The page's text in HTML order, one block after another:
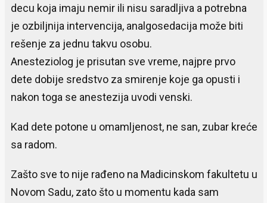
decu koja imaju nemir ili nisu saradljiva a potrebna
je ozbiljnija intervencija, analgosedacija može biti
rešenje za jednu takvu osobu.
Anesteziolog je prisutan sve vreme, najpre prvo
dete dobije sredstvo za smirenje koje ga opusti i
nakon toga se anestezija uvodi venski.
Kad dete potone u omamljenost, ne san, zubar kreće
sa radom.
Zašto sve to nije rađeno na Madicinskom fakultetu u
Novom Sadu, zato što u momentu kada sam